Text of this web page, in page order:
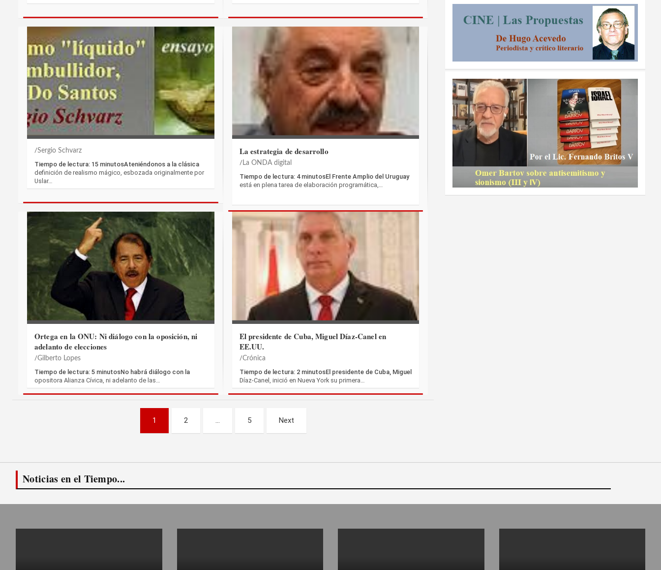
Sergio Schvarz
Tiempo de lectura: 15 minutosAteniéndonos a la clásica
definición de realismo mágico, esbozada originalmente por
Uslar…
La estrategia de desarrollo
La ONDA digital
Tiempo de lectura: 4 minutosEl Frente Amplio del Uruguay
está en plena tarea de elaboración programática,…
Ortega en la ONU: Ni diálogo con la oposición, ni
adelanto de elecciones
Gilberto Lopes
Tiempo de lectura: 5 minutosNo habrá diálogo con la
opositora Alianza Cívica, ni adelanto de las…
El presidente de Cuba, Miguel Díaz-Canel en
EE.UU.
Crónica
Tiempo de lectura: 2 minutosEl presidente de Cuba, Miguel
Díaz-Canel, inició en Nueva York su primera…
entradas
1 2 … 5 Next
Noticias en el Tiempo...